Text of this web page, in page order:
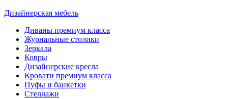
Дизайнерская мебель
Диваны премиум класса
Журнальные столики
Зеркала
Ковры
Дизайнерские кресла
Кровати премиум класса
Пуфы и банкетки
Стеллажи